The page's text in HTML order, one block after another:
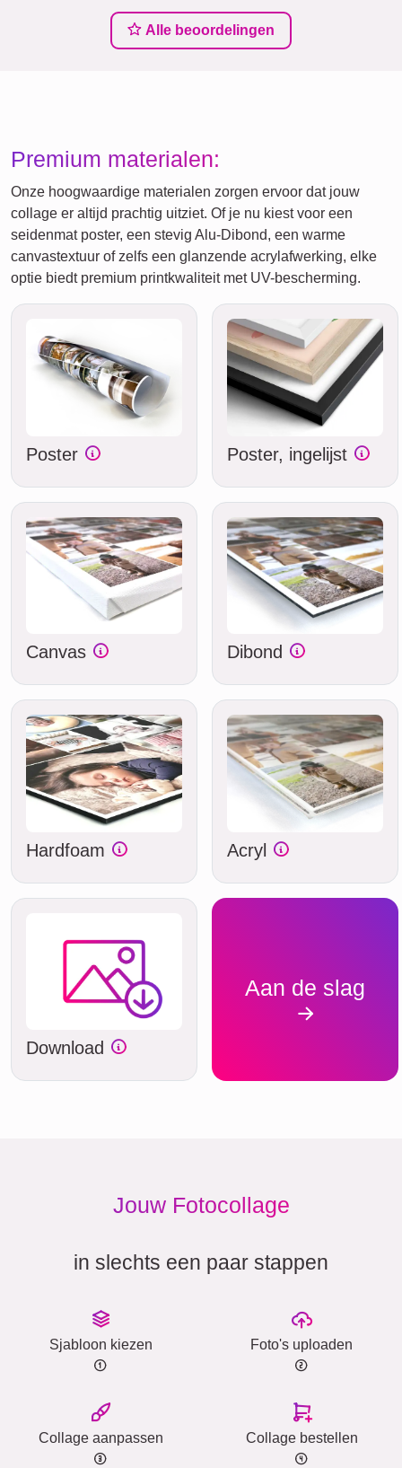
Alle beoordelingen
Premium materialen:
Onze hoogwaardige materialen zorgen ervoor dat jouw
collage er altijd prachtig uitziet. Of je nu kiest voor een
seidenmat poster, een stevig Alu-Dibond, een warme
canvastextuur of zelfs een glanzende acrylafwerking, elke
optie biedt premium printkwaliteit met UV-bescherming.
Poster Poster, ingelijst
Canvas Dibond
Hardfoam Acryl
Download
Aan de slag
Jouw Fotocollage
in slechts een paar stappen
Sjabloon kiezen Foto's uploaden
Collage aanpassen Collage bestellen